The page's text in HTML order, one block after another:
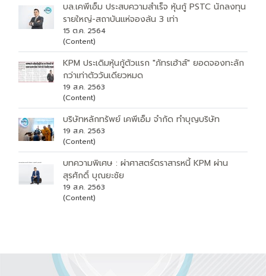
บล.เคพีเอ็ม ประสบความสำเร็จ หุ้นกู้ PSTC นักลงทุน
รายใหญ่-สถาบันแห่จองล้น 3 เท่า
15 ต.ค. 2564
(Content)
KPM ประเดิมหุ้นกู้ตัวแรก "ภัทรเฮ้าส์" ยอดจองทะลัก
กว่าเท่าตัววันเดียวหมด
19 ส.ค. 2563
(Content)
บริษัทหลักทรัพย์ เคพีเอ็ม จำกัด ทำบุญบริษัท
19 ส.ค. 2563
(Content)
บทความพิเศษ : ผ่าศาสตร์ตราสารหนี้ KPM ผ่าน
สุรศักดิ์ บุณยะชัย
19 ส.ค. 2563
(Content)